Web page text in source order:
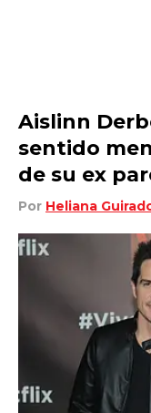
Aislinn
sentido
de su ex
Por Heliana